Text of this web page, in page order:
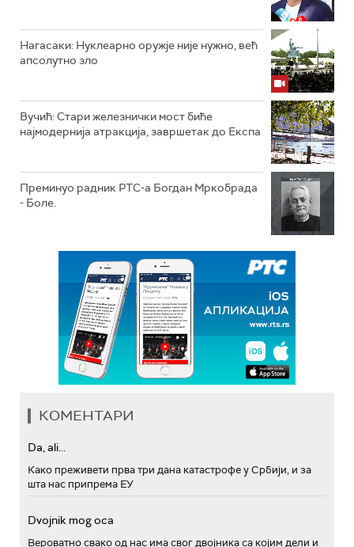
Нагасаки: Нуклеарно оружје није нужно, већ
апсолутно зло
Вучић: Стари железнички мост биће
најмодернија атракција, завршетак до Експа
Преминуо радник РТС-а Богдан Мркобрада
- Боле.
КОМЕНТАРИ
Da, ali...
Како преживети прва три дана катастрофе у Србији, и за
шта нас припрема ЕУ
Dvojnik mog oca
Вероватно свако од нас има свог двојника са којим дели и